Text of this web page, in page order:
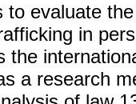
to evaluate
in
the
a research